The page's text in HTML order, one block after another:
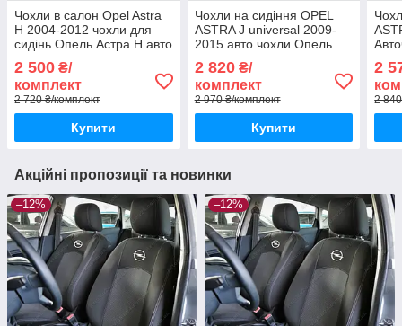
Чохли в салон Opel Astra
H 2004-2012 чохли для
сидінь Опель Астра Н авто
2 500 ₴/
комплект
2 720 ₴/комплект
Купити
Чохли на сидіння OPEL
ASTRA J universal 2009-
2015 авто чохли Опель
2009 до 2015
2 820₴/
комплект
2 970 ₴/комплект
Купити
2
2
Акційні пропозиції та новинки
–12% –12%